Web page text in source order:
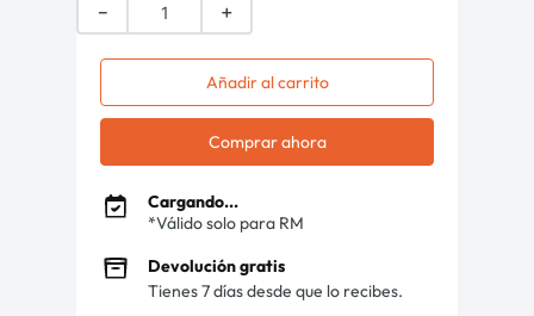
＋
－
Añadir al carrito
Comprar ahora
Cargando...
*Válido solo para RM
Devolución gratis
Tienes 7 días desde que lo recibes.